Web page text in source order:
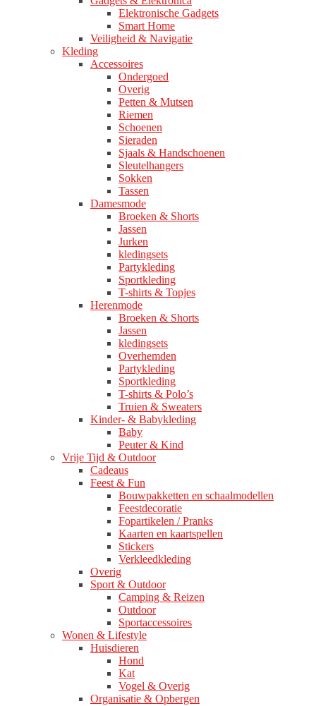
Elektronische Gadgets
Smart Home
Veiligheid & Navigatie
Kleding
Accessoires
Ondergoed
Overig
Petten & Mutsen
Riemen
Schoenen
Sieraden
Sjaals & Handschoenen
Sleutelhangers
Sokken
Tassen
Damesmode
Broeken & Shorts
Jassen
Jurken
kledingsets
Partykleding
Sportkleding
T-shirts & Topjes
Herenmode
Broeken & Shorts
Jassen
kledingsets
Overhemden
Partykleding
Sportkleding
T-shirts & Polo’s
Truien & Sweaters
Kinder- & Babykleding
Baby
Peuter & Kind
Vrije Tijd & Outdoor
Cadeaus
Feest & Fun
Bouwpakketten en schaalmodellen
Feestdecoratie
Fopartikelen / Pranks
Kaarten en kaartspellen
Stickers
Verkleedkleding
Overig
Sport & Outdoor
Camping & Reizen
Outdoor
Sportaccessoires
Wonen & Lifestyle
Huisdieren
Hond
Kat
Vogel & Overig
Organisatie & Opbergen